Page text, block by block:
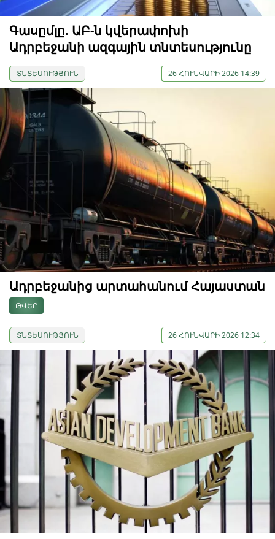
Գասըմլը. ԱԲ-ն կվերափոխի
Ադրբեջանի ազգային տնտեսությունը
ՏՆՏԵՍՈՒԹՅՈՒՆ 26 ՀՈՒՆՎԱՐԻ 2026 14:39
Ադրբեջանից արտահանում Հայաստան
ԹՎԵՐ
ՏՆՏԵՍՈՒԹՅՈՒՆ 26 ՀՈՒՆՎԱՐԻ 2026 12:34